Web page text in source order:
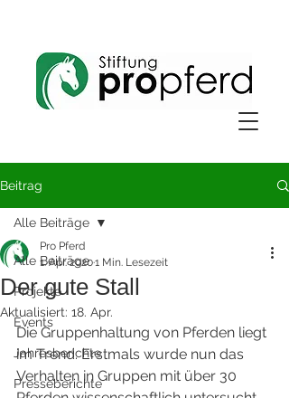
Beitrag
Alle Beiträge
Projekte
Events
Jahresberichte
Presseberichte
Alle Beiträge
Der gute Stall
Pro Pferd
1. Apr. 20201 Min. Lesezeit
Aktualisiert: 18. Apr.
Die Gruppenhaltung von Pferden liegt
im Trend. Erstmals wurde nun das
Verhalten in Gruppen mit über 30